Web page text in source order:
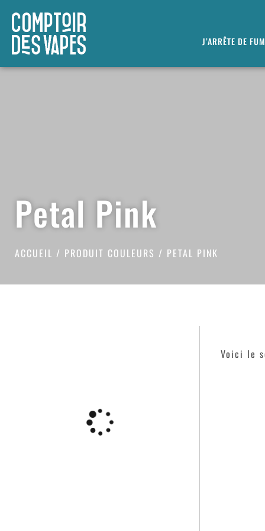
J’ARRÊTE DE
Petal Pink
ACCUEIL / PRODUIT COULEURS / PETAL PINK
Voici le